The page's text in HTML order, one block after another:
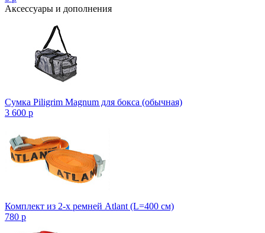
Аксессуары и дополнения
Сумка Piligrim Magnum для бокса (обычная)
3 600 p
Комплект из 2-х ремней Atlant (L=400 см)
780 p